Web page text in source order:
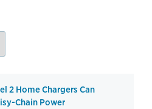
2 Home Chargers Can
Chain Power